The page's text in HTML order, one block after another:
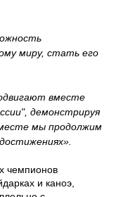
миру, стать его
вместе
демонстрируя
мы продолжим
чемпионов
и каноэ,